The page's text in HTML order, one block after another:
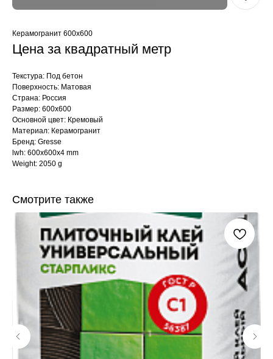
Керамогранит 600x600
Цена за квадратный метр
Текстура: Под бетон
Поверхность: Матовая
Страна: Россия
Размер: 600x600
Основной цвет: Кремовый
Материал: Керамогранит
Бренд: Gresse
lwh: 600x600x4 mm
Weight: 2050 g
Смотрите также